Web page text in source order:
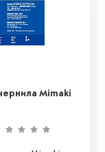
Mimaki